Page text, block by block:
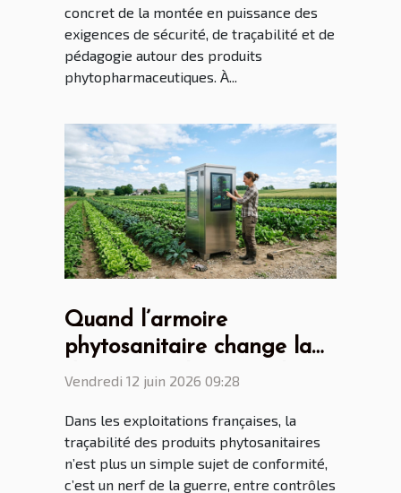
concret de la montée en puissance des
exigences de sécurité, de traçabilité et de
pédagogie autour des produits
phytopharmaceutiques. À...
Quand l’armoire
phytosanitaire change la
donne pour les agriculteurs
Vendredi 12 juin 2026 09:28
Dans les exploitations françaises, la
traçabilité des produits phytosanitaires
n’est plus un simple sujet de conformité,
c’est un nerf de la guerre, entre contrôles